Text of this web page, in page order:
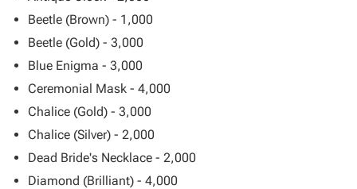
Beetle (Brown) - 1,000
Beetle (Gold) - 3,000
Blue Enigma - 3,000
Ceremonial Mask - 4,000
Chalice (Gold) - 3,000
Chalice (Silver) - 2,000
Dead Bride's Necklace - 2,000
Diamond (Brilliant) - 4,000